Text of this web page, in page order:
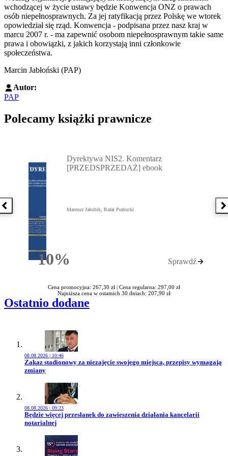
wchodzącej w życie ustawy będzie Konwencja ONZ o prawach
osób niepełnosprawnych. Za jej ratyfikacją przez Polskę we wtorek
opowiedział się rząd. Konwencja - podpisana przez nasz kraj w
marcu 2007 r. - ma zapewnić osobom niepełnosprawnym takie same
prawa i obowiązki, z jakich korzystają inni członkowie
społeczeństwa.
Marcin Jabłoński (PAP)
Autor:
PAP
Polecamy książki prawnicze
Poprzednia książka
10%Rabatu
Dyrektywa NIS2. Komentarz
[PRZEDSPRZEDAŻ] ebook
Mateusz Jakubik, Rafał Prabucki
Sprawdź
Cena promocyjna: 267,30 zł | Cena regularna: 297,00 zł
Najniższa cena w ostatnich 30 dniach: 207,90 zł
Ostatnio dodane
08.08.2026 | 10:46
Przejdź do artykułu:
Zakaz stadionowy za niezajęcie swojego miejsca, przepisy wymagają
zmiany
08.08.2026 | 09:23
Przejdź do artykułu:
Będzie więcej przesłanek do zawieszenia działania kancelarii
notarialnej